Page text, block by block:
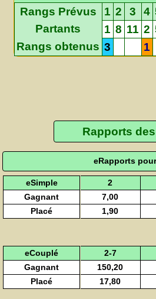
Rangs Prévus
1 2 3 4
Partants
1 8 11 2
Rangs obtenus 3 1
Rapports
eRapports
eSimple 2
Gagnant
7,00
Placé
1,90
eCouplé 2-7
Gagnant
150,20
Placé
17,80